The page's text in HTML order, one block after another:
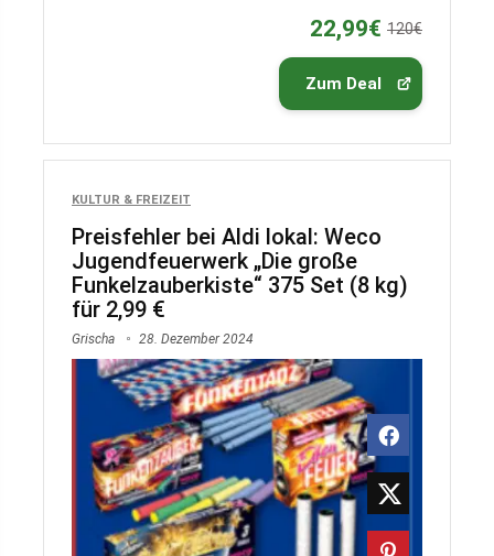
22,99€ 120€
Zum Deal
KULTUR & FREIZEIT
Preisfehler bei Aldi lokal: Weco
Jugendfeuerwerk „Die große
Funkelzauberkiste“ 375 Set (8 kg)
für 2,99 €
Grischa 28. Dezember 2024